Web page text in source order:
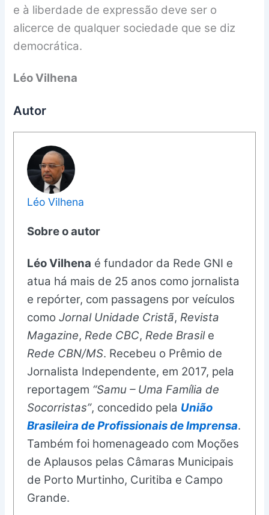
e à liberdade de expressão deve ser o
alicerce de qualquer sociedade que se diz
democrática.
Léo Vilhena
Autor
Léo Vilhena
Sobre o autor
Léo Vilhena é fundador da Rede GNI e
atua há mais de 25 anos como jornalista
e repórter, com passagens por veículos
comoJornal Unidade Cristã,Revista
Magazine,Rede CBC,Rede Brasile
Rede CBN/MS. Recebeu o Prêmio de
Jornalista Independente, em 2017, pela
reportagem “Samu – Uma Família de
Socorristas”, concedido pela União
Brasileira de Profissionais de Imprensa.
Também foi homenageado com Moções
de Aplausos pelas Câmaras Municipais
de Porto Murtinho, Curitiba e Campo
Grande.